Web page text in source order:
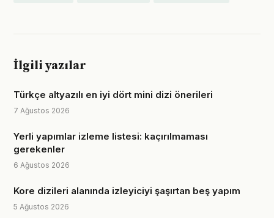
İlgili yazılar
Türkçe altyazılı en iyi dört mini dizi önerileri
7 Ağustos 2026
Yerli yapımlar izleme listesi: kaçırılmaması
gerekenler
6 Ağustos 2026
Kore dizileri alanında izleyiciyi şaşırtan beş yapım
5 Ağustos 2026